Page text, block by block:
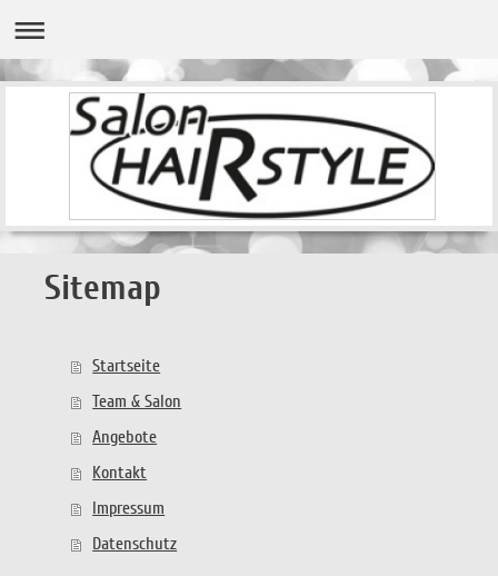
Sitemap
Startseite
Team & Salon
Angebote
Kontakt
Impressum
Datenschutz